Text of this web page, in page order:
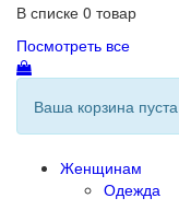
В списке 0 товар
Посмотреть все
Ваша корзина пуста
Женщинам
Одежда